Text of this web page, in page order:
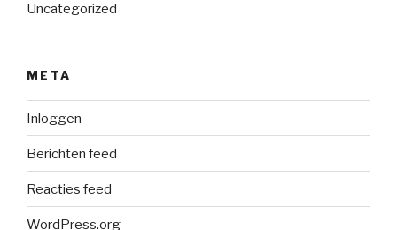
Uncategorized
META
Inloggen
Berichten feed
Reacties feed
WordPress.org